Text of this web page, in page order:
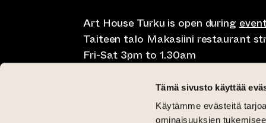
Tämä sivusto käyttää
Käytämme evästeitä
ominaisuuksien
Art House Turku is open during
Taiteen talo Makasiini restaurant
Fri-Sat 3pm to 1.30am
Café Elephanten Sun-Mon 10am to
11pm, Fri-Sat 10am to 1.30am